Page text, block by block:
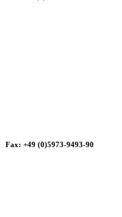
Fax: +49 (0)5973-9493-90